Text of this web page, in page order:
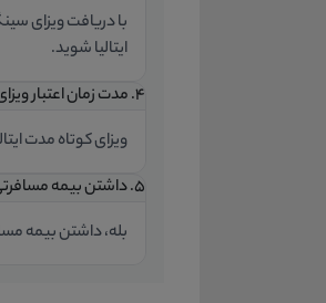
با دریافت ویزای
ایتالیا شوید.
۴. مدت زمان اعتبار ویزای کوتاه مدت ایتالیا چه مقدار است؟
ویزای کوتاه مدت ایتالیا حداکثر تا 90 روز
۵. داشتن بیمه مسافرتی برای دریافت ویزای ایتالیا توریستی ضروری است؟
بله، داشتن بیمه